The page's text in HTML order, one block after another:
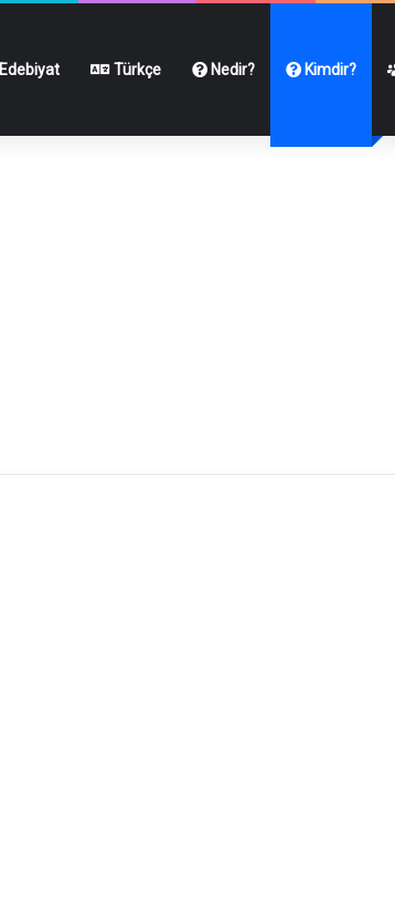
Edebiyat Türkçe Nedir? Kimdir?